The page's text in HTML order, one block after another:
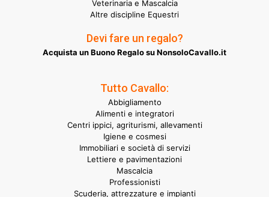
Veterinaria e Mascalcia
Altre discipline Equestri
Devi fare un regalo?
Acquista un Buono Regalo su NonsoloCavallo.it
Tutto Cavallo:
Abbigliamento
Alimenti e integratori
Centri ippici, agriturismi, allevamenti
Igiene e cosmesi
Immobiliari e società di servizi
Lettiere e pavimentazioni
Mascalcia
Professionisti
Scuderia, attrezzature e impianti